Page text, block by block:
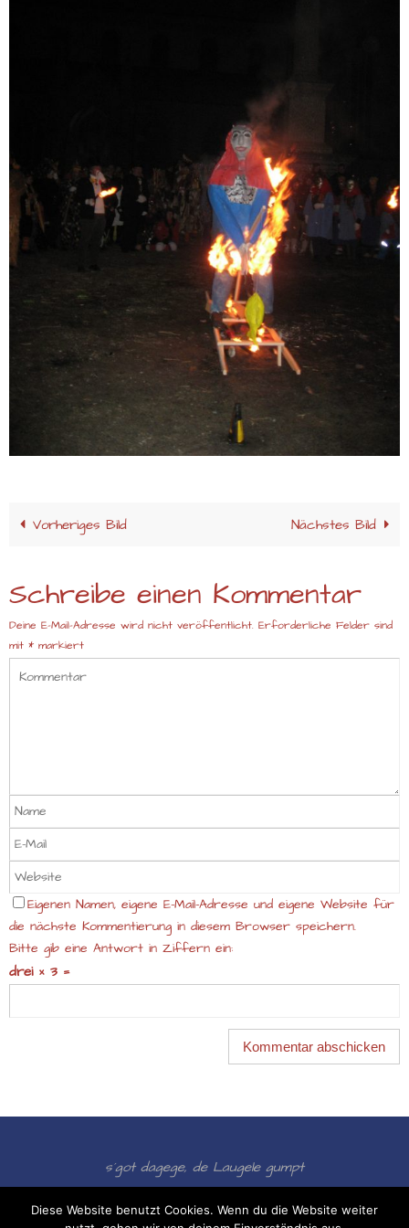
Vorheriges Bild Nächstes Bild
Schreibe einen Kommentar
Deine E-Mail-Adresse wird nicht veröffentlicht. Erforderliche Felder sind
mit * markiert
Eigenen Namen, eigene E-Mail-Adresse und eigene Website für
die nächste Kommentierung in diesem Browser speichern.
Bitte gib eine Antwort in Ziffern ein:
drei × 3 =
s´got dagege, de Laugele gumpt
Präsentiert vonNirvana& WordPress.
Diese Website benutzt Cookies. Wenn du die Website weiter